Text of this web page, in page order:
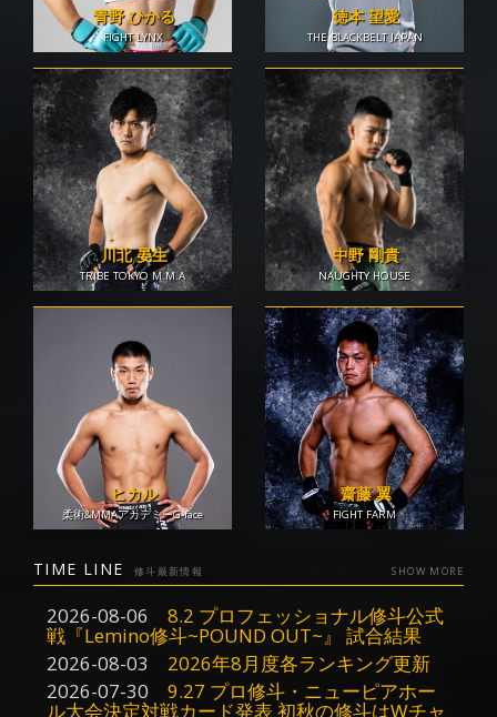
青野 ひかる
FIGHT LYNX
徳本 望愛
THE BLACKBELT JAPAN
川北 晏生
TRIBE TOKYO M.M.A
中野 剛貴
NAUGHTY HOUSE
ヒカル
柔術&MMAアカデミーG-face
齋藤 翼
FIGHT FARM
TIME LINE 修斗最新情報 SHOW MORE
2026-08-06 8.2 プロフェッショナル修斗公式
戦『Lemino修斗~POUND OUT~』 試合結果
2026-08-03
2026年8月度各ランキング更新
2026-07-30
9.27 プロ修斗・ニューピアホー
ル大会決定対戦カード発表 初秋の修斗はWチャ